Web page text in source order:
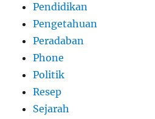
Pendidikan
Pengetahuan
Peradaban
Phone
Politik
Resep
Sejarah